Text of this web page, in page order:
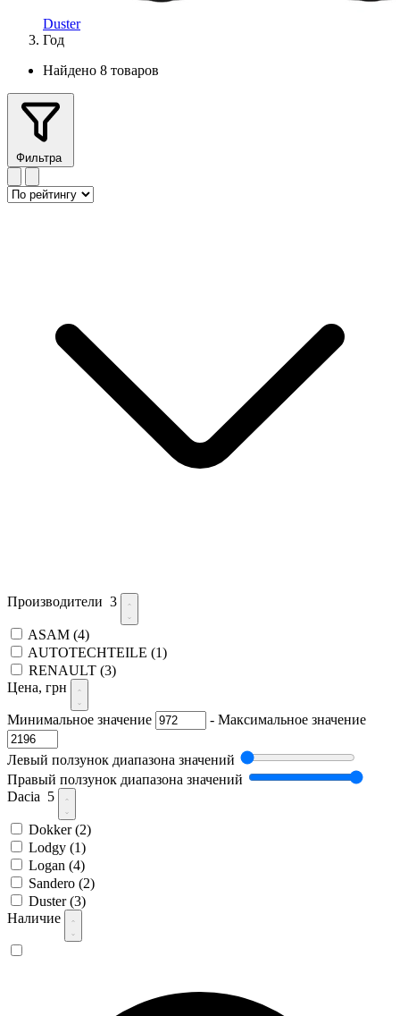
Duster
Год
Найдено 8 товаров
Фильтра
Производители 3
ASAM (4)
AUTOTECHTEILE (1)
RENAULT (3)
Цена, грн
Минимальное значение - Максимальное значение
Левый ползунок диапазона значений
Правый ползунок диапазона значений
Dacia 5
Dokker(2)
Lodgy (1)
Logan (4)
Sandero (2)
Duster(3)
Наличие